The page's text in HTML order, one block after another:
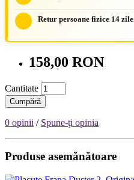
Retur persoane fizice 14 zile
158,00 RON
Cantitate
Cumpără
0 opinii / Spune-ţi opinia
Produse asemănătoare